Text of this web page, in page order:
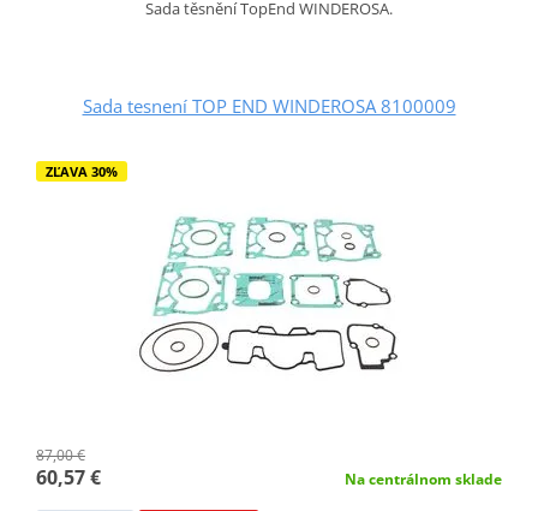
Sada těsnění TopEnd WINDEROSA.
Sada tesnení TOP END WINDEROSA 8100009
ZĽAVA 30%
87,00 €
60,57 € Na centrálnom sklade